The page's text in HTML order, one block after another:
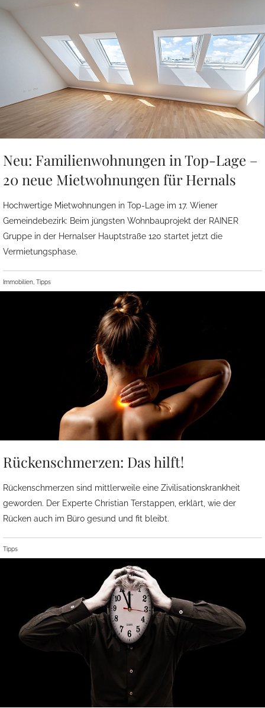
Neu: Familienwohnungen in Top-Lage –
20 neue Mietwohnungen für Hernals
Hochwertige Mietwohnungen in Top-Lage im 17. Wiener
Gemeindebezirk: Beim jüngsten Wohnbauprojekt der RAINER
Gruppe in der Hernalser Hauptstraße 120 startet jetzt die
Vermietungsphase.
Immobilien, Tipps
Rückenschmerzen: Das hilft!
Rückenschmerzen sind mittlerweile eine Zivilisationskrankheit
geworden. Der Experte Christian Terstappen, erklärt, wie der
Rücken auch im Büro gesund und fit bleibt.
Tipps